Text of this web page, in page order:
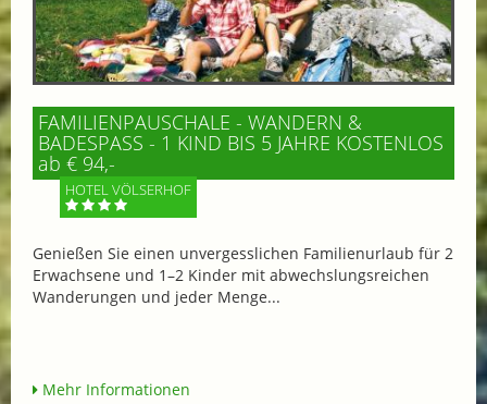
FAMILIENPAUSCHALE - WANDERN &
BADESPASS - 1 KIND BIS 5 JAHRE KOSTENLOS
ab € 94,-
HOTEL VÖLSERHOF
Genießen Sie einen unvergesslichen Familienurlaub für 2
Erwachsene und 1–2 Kinder mit abwechslungsreichen
Wanderungen und jeder Menge...
Mehr Informationen